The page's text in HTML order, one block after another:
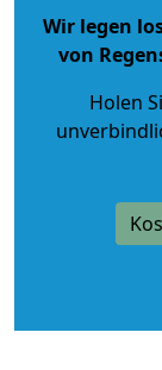
Wir legen
von
Holen